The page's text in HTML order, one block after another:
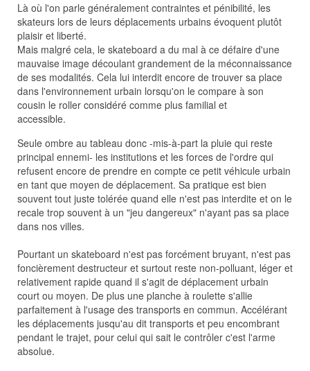
Là où l'on parle généralement contraintes et pénibilité, les
skateurs lors de leurs déplacements urbains évoquent plutôt
plaisir et liberté.
Mais malgré cela, le skateboard a du mal à ce défaire d'une
mauvaise image découlant grandement de la méconnaissance
de ses modalités. Cela lui interdit encore de trouver sa place
dans l'environnement urbain lorsqu'on le compare à son
cousin le roller considéré comme plus familial et
accessible.
Seule ombre au tableau donc -mis-à-part la pluie qui reste
principal ennemi- les institutions et les forces de l'ordre qui
refusent encore de prendre en compte ce petit véhicule urbain
en tant que moyen de déplacement. Sa pratique est bien
souvent tout juste tolérée quand elle n'est pas interdite et on le
recale trop souvent à un "jeu dangereux" n'ayant pas sa place
dans nos villes.
Pourtant un skateboard n'est pas forcément bruyant, n'est pas
foncièrement destructeur et surtout reste non-polluant, léger et
relativement rapide quand il s'agit de déplacement urbain
court ou moyen. De plus une planche à roulette s'allie
parfaitement à l'usage des transports en commun. Accélérant
les déplacements jusqu'au dit transports et peu encombrant
pendant le trajet, pour celui qui sait le contrôler c'est l'arme
absolue.